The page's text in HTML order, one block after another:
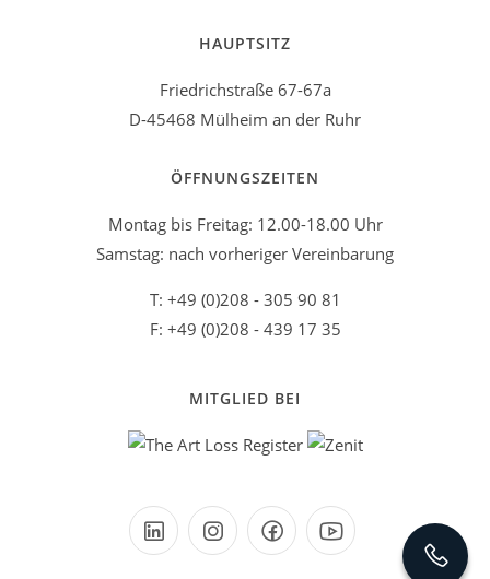
HAUPTSITZ
Friedrichstraße 67-67a
D-45468 Mülheim an der Ruhr
ÖFFNUNGSZEITEN
Montag bis Freitag: 12.00-18.00 Uhr
Samstag: nach vorheriger Vereinbarung
T: +49 (0)208 - 305 90 81
F: +49 (0)208 - 439 17 35
MITGLIED BEI